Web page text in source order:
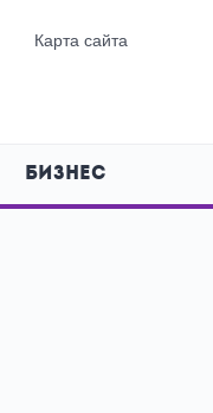
Карта сайта
БИЗНЕС